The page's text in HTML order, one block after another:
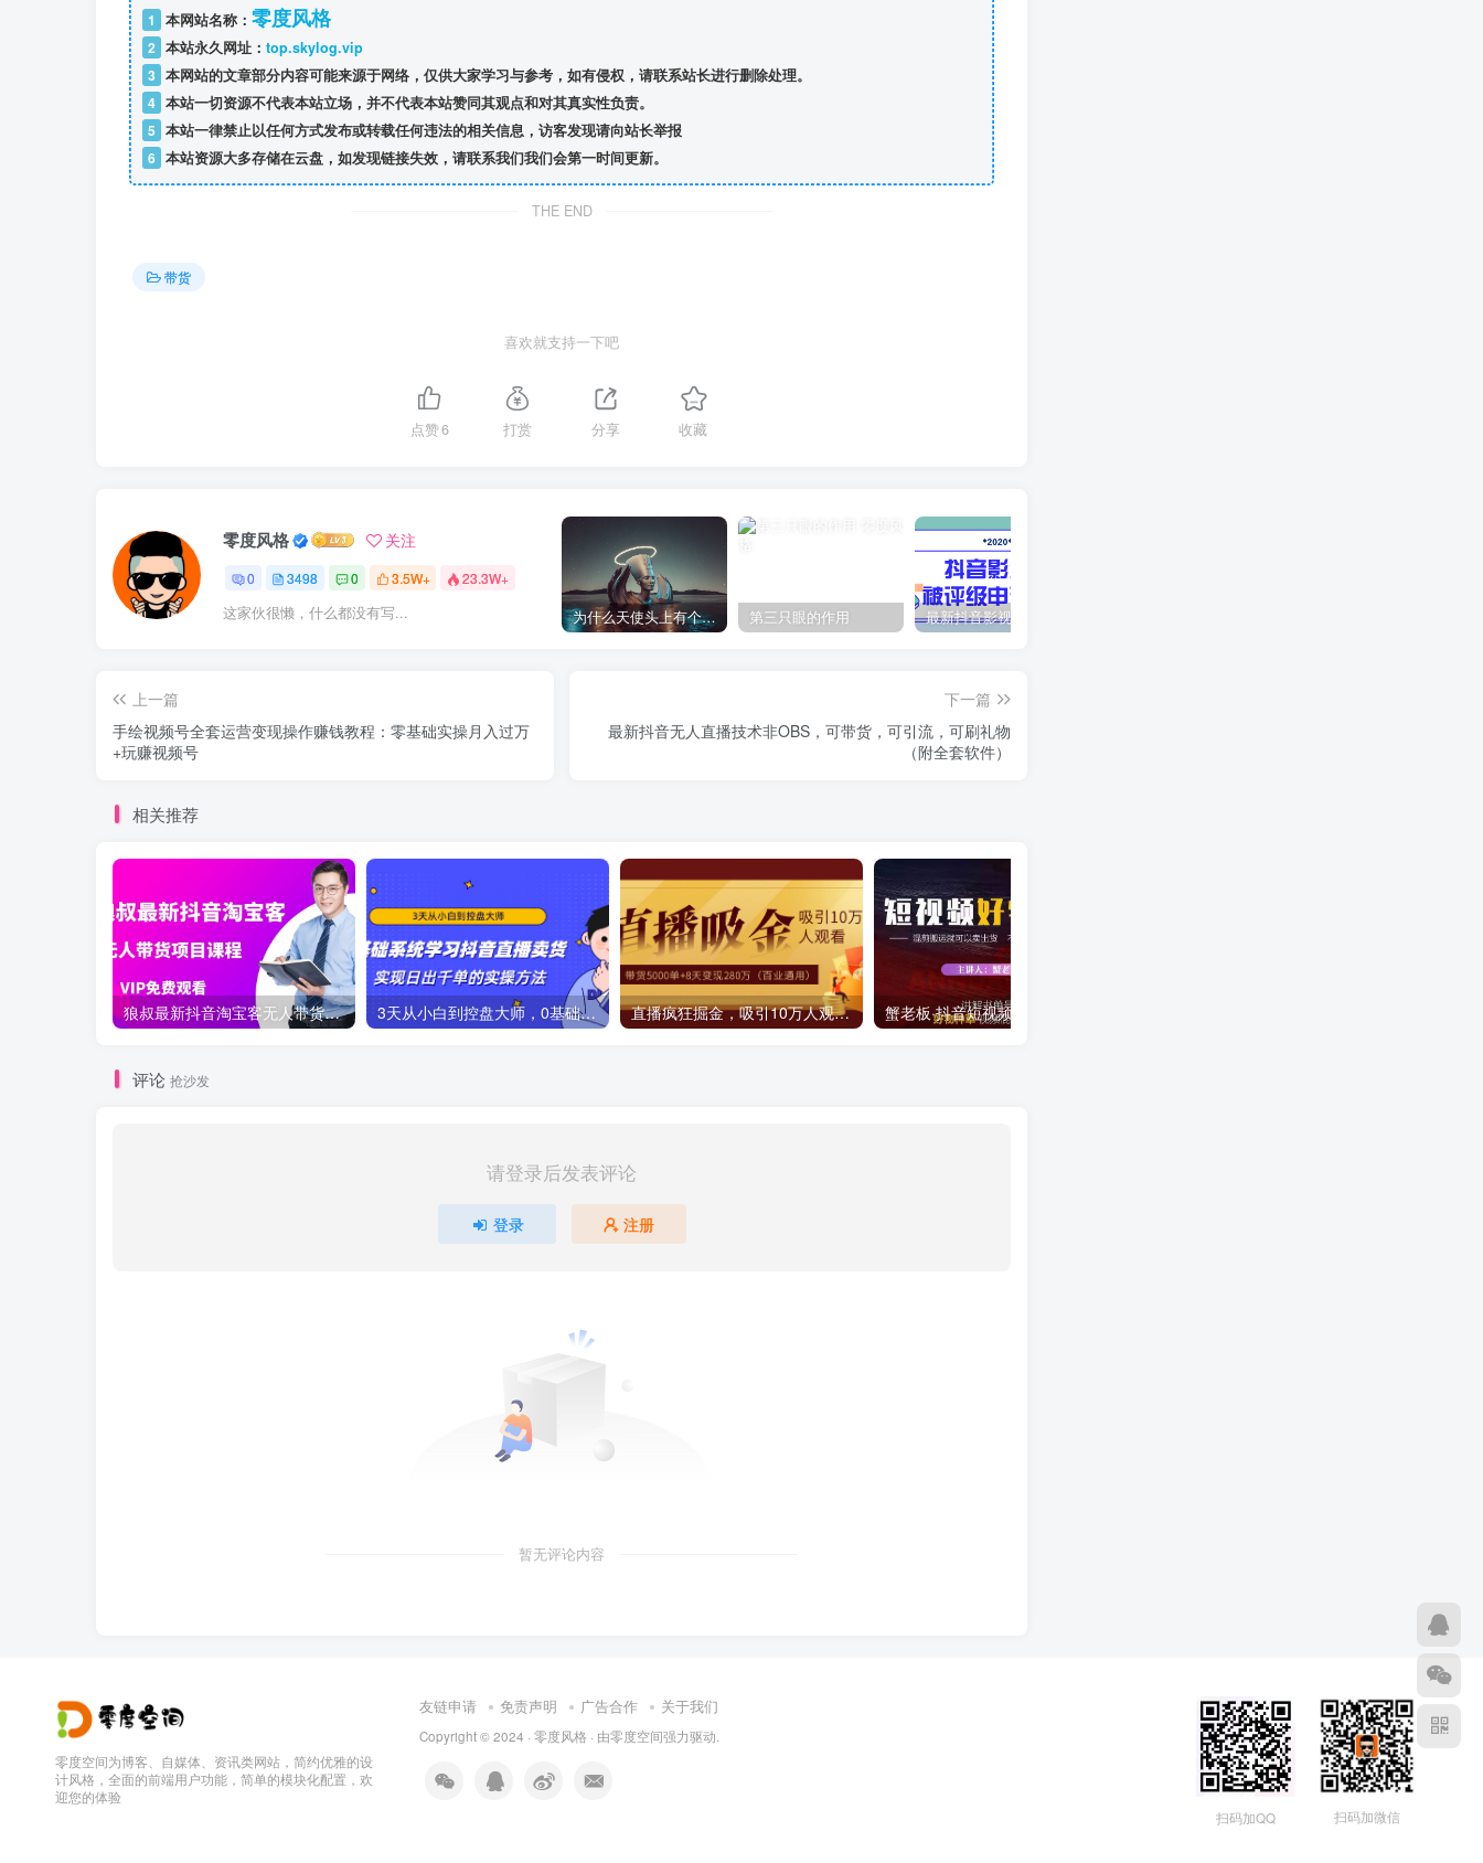
1 本网站名称： 零度风格
2 本站永久网址： top.skylog.vip
3 本网站的文章部分内容可能来源于网络，仅供大家学习与参考，如有侵权，请联系站长进行删除处理。
4 本站一切资源不代表本站立场，并不代表本站赞同其观点和对其真实性负责。
5 本站一律禁止以任何方式发布或转载任何违法的相关信息，访客发现请向站长举报
6 本站资源大多存储在云盘，如发现链接失效，请联系我们我们会第一时间更新。
THE END
带货
喜欢就支持一下吧
点赞6 打赏 分享 收藏
零度风格 关注
0 3498 0 3.5W+ 23.3W+
这家伙很懒，什么都没有写... 为什么天使头上有个圈？ 第三只眼的作用
上一篇
手绘视频号全套运营变现操作赚钱教程：零基础实操月入过万
+玩赚视频号
下一篇
最新抖音无人直播技术非OBS，可带货，可引流，可刷礼物
（附全套软件）
相关推荐
狼叔最新抖音淘宝客无人带货项目课程 3天从小白到控盘大师，0基础系统学习抖音直播卖货 实现日出千单的实操方法 直播疯狂掘金，吸引10万人观看，带货5000单+8天变现280万（百业通用）
评论 抢沙发
请登录后发表评论
登录 注册
暂无评论内容
零度空间为博客、自媒体、资讯类网站，简约优雅的设
计风格，全面的前端用户功能，简单的模块化配置，欢
迎您的体验
友链申请 免责声明 广告合作 关于我们
Copyright © 2024 · 零度风格 · 由零度空间强力驱动.
扫码加QQ 扫码加微信